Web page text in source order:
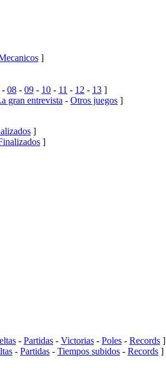
]
- 08 - 09 - 10 - 11 - 12 - 13 ]
gran entrevista - Otros juegos ]
]
]
- Partidas - Victorias - Poles - Records ]
- Partidas - Tiempos subidos - Records ]